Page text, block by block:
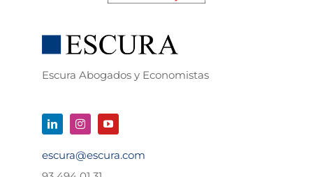
Escura Abogados y Economistas
escura@escura.com